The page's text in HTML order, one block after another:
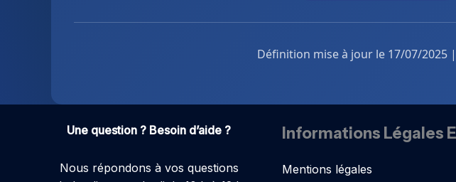
Définition mise à jour le 17/07/2025 |
Une question ? Besoin d’aide ?
Nous répondons à vos questions
Informations Légales
Mentions légales